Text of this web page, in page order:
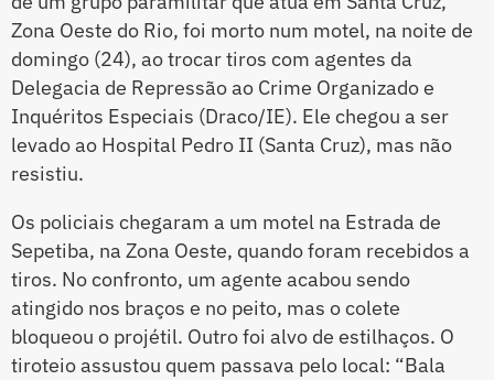
Zona Oeste do Rio, foi morto num motel, na noite de
domingo (24), ao trocar tiros com agentes da
Delegacia de Repressão ao Crime Organizado e
Inquéritos Especiais (Draco/IE). Ele chegou a ser
levado ao Hospital Pedro II (Santa Cruz), mas não
resistiu.
Os policiais chegaram a um motel na Estrada de
Sepetiba, na Zona Oeste, quando foram recebidos a
tiros. No confronto, um agente acabou sendo
atingido nos braços e no peito, mas o colete
bloqueou o projétil. Outro foi alvo de estilhaços. O
tiroteio assustou quem passava pelo local: “Bala